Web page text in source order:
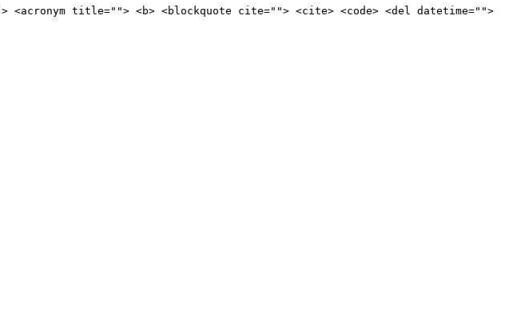
title=""> <b> <blockquote cite=""> <cite> <code> <del datetime="">